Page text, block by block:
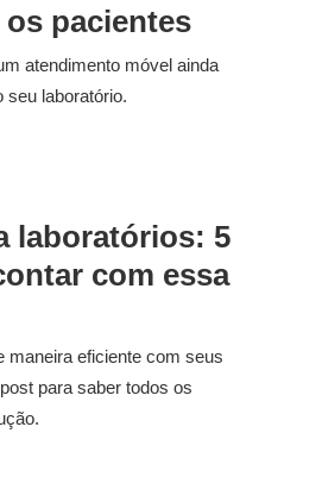
pacientes
atendimento móvel ainda
seu laboratório.
laboratórios: 5
com essa
maneira eficiente com seus
para saber todos os